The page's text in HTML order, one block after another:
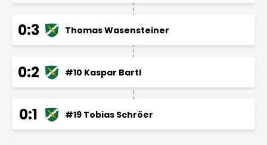
0:3 Thomas Wasensteiner
0:2 #10 Kaspar Bartl
0:1 #19 Tobias Schröer